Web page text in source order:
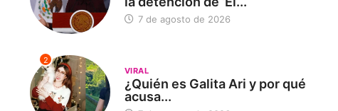
7 de agosto de 2026
2
VIRAL
¿Quién es Galita Ari y por qué
acusa...